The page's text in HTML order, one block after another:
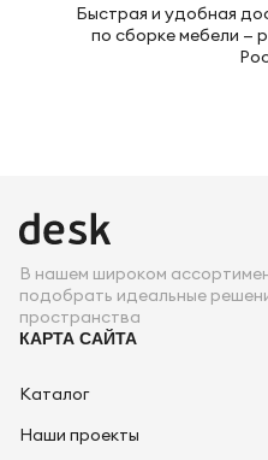
Быстрая и удобная
по сборке мебели —
В нашем широком
подобрать идеальные
пространства
КАРТА САЙТА
Каталог
Наши проекты